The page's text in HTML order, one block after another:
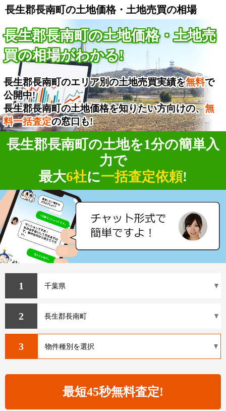
長生郡長南町の土地価格・土地売買の相場
長生郡長南町の土地価格・土地売
買の相場がわかる!
長生郡長南町のエリア別の土地売買実績を無料で
公開中!
長生郡長南町の土地価格を知りたい方向けの、無
料一括査定の窓口も!
長生郡長南町の土地を1分の簡単入
力で
最大6社に一括査定依頼!
1
2
3